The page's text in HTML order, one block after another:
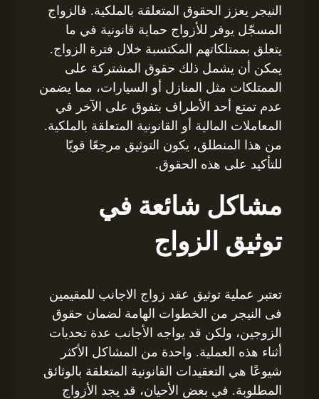
النيجر يعزز الحقوق المتعلقة بالملكية. فالزواج
المسجّل يوفر للأزواج حماية قانونية في ما
يتعلق بممتلكاتهم المكتسبة خلال فترة الزواج.
يمكن أن يشمل ذلك حقوق المشتركة على
الممتلكات مثل المنازل أو السيارات، مما يضمن
عدم تمتع أحد الأطراف بتفوق على الآخر في
المعاملات المالية أو القانونية المتعلقة بالملكية.
من هذا المنطلق، يكون التوثيق مرجعًا قويًا
للتأكيد على هذه الحقوق.
مشاكل شائعة في
توثيق الزواج
تعتبر عملية توثيق عقد زواج الاجانب للمقيمين
فى النيجر من الخطوات الهامة لضمان حقوق
الزوجين، ولكن قد يواجه الأجانب عدة تحديات
أثناء هذه العملية. واحدة من المشاكل الأكثر
شيوعًا هي التعقيدات القانونية المتعلقة بالوثائق
المطلوبة. في بعض الأحيان، قد يجد الأزواج